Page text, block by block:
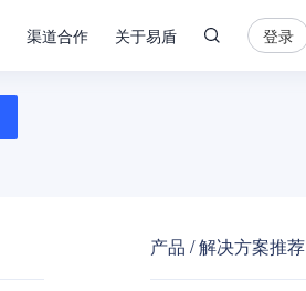
渠道合作 关于易盾
安
全
登录
产品 / 解决方案推荐